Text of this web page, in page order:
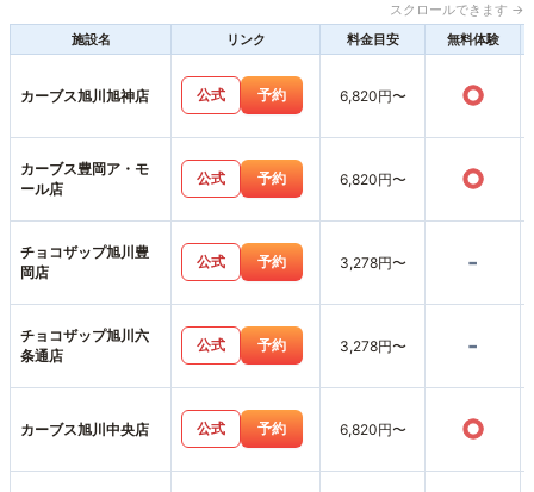
スクロールできます →
施設名
リンク 料金目安 無料体験
カーブス旭川旭神店 公式 予約 6,820円〜 ○
カーブス豊岡ア・モ
ール店
公式 予約 6,820円〜 ○
チョコザップ旭川豊
岡店
公式 予約 3,278円〜 -
チョコザップ旭川六
条通店
公式 予約 3,278円〜 -
カーブス旭川中央店 公式 予約 6,820円〜 ○